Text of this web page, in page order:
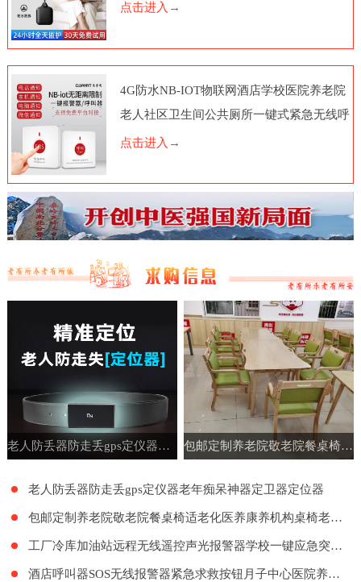
点击进入→
4G防水NB-IOT物联网酒店学校医院养老院
老人社区卫生间公共厕所一键式紧急无线呼
叫报警器按钮电话脑远程
点击进入→
老人防丢器防走丢gps定仪器老年痴呆神器定卫器定位器 包邮定制养老院敬老院餐桌椅适老化医养康养机构桌椅老年公寓家具
老人防丢器防走丢gps定仪器老年痴呆神器定卫器定位器
包邮定制养老院敬老院餐桌椅适老化医养康养机构桌椅老年公寓家具
工厂冷库加油站远程无线遥控声光报警器学校一键应急突发紧急呼叫
酒店呼叫器SOS无线报警器紧急求救按钮月子中心医院养老院LORA远距离呼叫系统餐厅工厂餐饮呼叫器医护呼叫器